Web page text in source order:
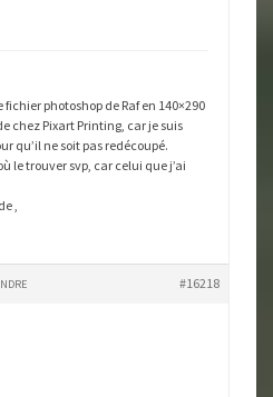
photoshop de Raf en 140×290
chez Pixart Printing, car je suis
qu’il ne soit pas redécoupé.
le trouver svp, car celui que j’ai
,
#16218